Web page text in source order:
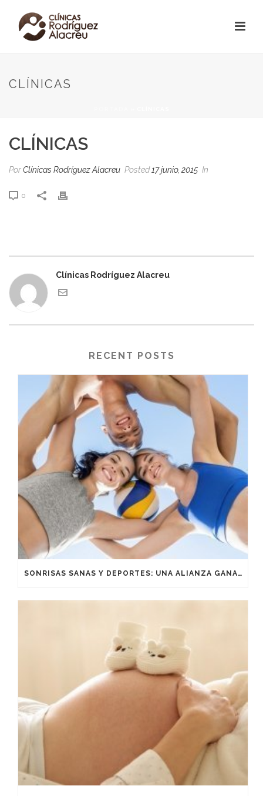
CLÍNICAS
CLÍNICAS
PorClínicas Rodríguez Alacreu Posted17 junio, 2015 In
0
Clínicas Rodríguez Alacreu
RECENT POSTS
SONRISAS SANAS Y DEPORTES: UNA ALIANZA GANADORA